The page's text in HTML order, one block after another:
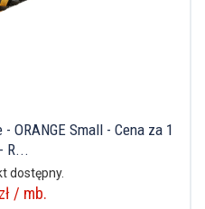
ORANGE Small - Cena za 1
R...
dostępny.
/ mb.